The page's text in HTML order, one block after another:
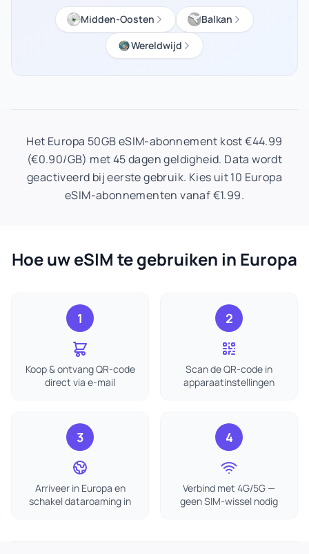
Midden-Oosten
Balkan
Wereldwijd
Het Europa 50GB eSIM-abonnement kost €44.99
(€0.90/GB) met 45 dagen geldigheid. Data wordt
geactiveerd bij eerste gebruik. Kies uit 10 Europa
eSIM-abonnementen vanaf €1.99.
Hoe uw eSIM te gebruiken in Europa
1
Koop & ontvang QR-code
direct via e-mail
2
Scan de QR-code in
apparaatinstellingen
3
Arriveer in Europa en
schakel dataroaming in
4
Verbind met 4G/5G —
geen SIM-wissel nodig